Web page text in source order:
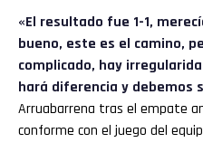
«El resultado fue 1-1,
bueno, este es el camino,
complicado, hay
hará diferencia y debemos
Arruabarrena tras el empate
conforme con el juego del